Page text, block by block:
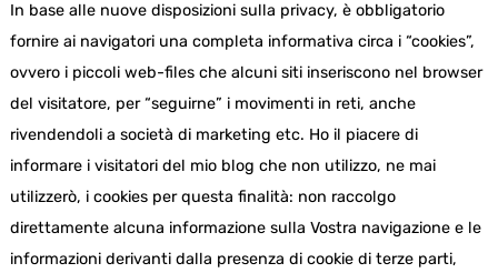
In base alle nuove disposizioni sulla privacy, è obbligatorio
fornire ai navigatori una completa informativa circa i “cookies”,
ovvero i piccoli web-files che alcuni siti inseriscono nel browser
del visitatore, per “seguirne” i movimenti in reti, anche
rivendendoli a società di marketing etc. Ho il piacere di
informare i visitatori del mio blog che non utilizzo, ne mai
utilizzerò, i cookies per questa finalità: non raccolgo
direttamente alcuna informazione sulla Vostra navigazione e le
informazioni derivanti dalla presenza di cookie di terze parti,